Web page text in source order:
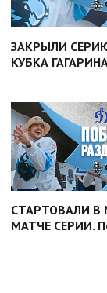
ЗАКРЫЛИ
КУБКА
СТАРТОВАЛИ В
МАТЧЕ СЕРИИ.